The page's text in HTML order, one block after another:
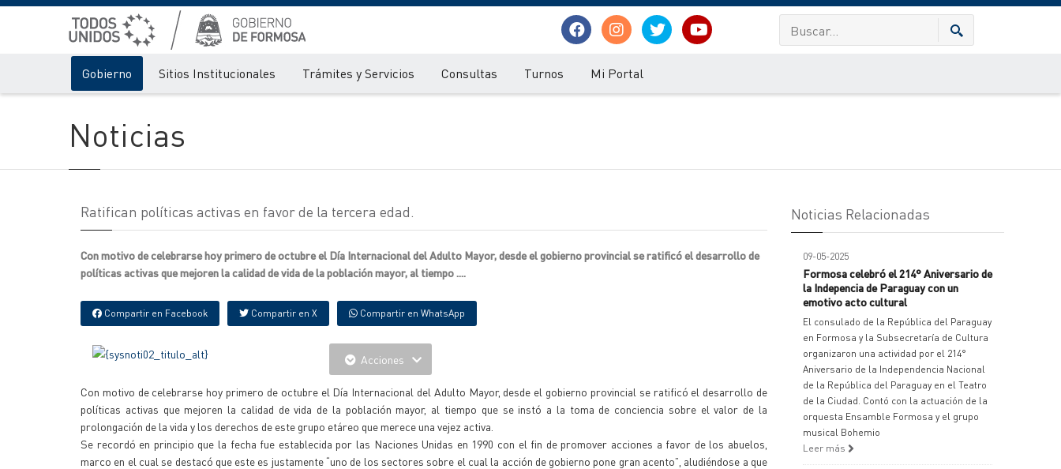
Gobierno Sitios Institucionales Trámites y Servicios Consultas Turnos Mi Portal
Noticias
Ratifican políticas activas en favor de la tercera edad.
Con motivo de celebrarse hoy primero de octubre el Día Internacional del Adulto Mayor, desde el gobierno provincial se ratificó el desarrollo de
políticas activas que mejoren la calidad de vida de la población mayor, al tiempo ....
Compartir en Facebook Compartir en X Compartir en WhatsApp
Acciones
Con motivo de celebrarse hoy primero de octubre el Día Internacional del Adulto Mayor, desde el gobierno provincial se ratificó el desarrollo de
políticas activas que mejoren la calidad de vida de la población mayor, al tiempo que se instó a la toma de conciencia sobre el valor de la
prolongación de la vida y los derechos de este grupo etáreo que merece una vejez activa.
Se recordó en principio que la fecha fue establecida por las Naciones Unidas en 1990 con el fin de promover acciones a favor de los abuelos,
marco en el cual se destacó que este es justamente “uno de los sectores sobre el cual la acción de gobierno pone gran acento”, aludiéndose a que
Noticias Relacionadas
09-05-2025
Formosa celebró el 214° Aniversario de
la Indepencia de Paraguay con un
emotivo acto cultural
El consulado de la República del Paraguay
en Formosa y la Subsecretaría de Cultura
organizaron una actividad por el 214°
Aniversario de la Independencia Nacional
de la República del Paraguay en el Teatro
de la Ciudad. Contó con la actuación de la
orquesta Ensamble Formosa y el grupo
musical Bohemio
Leer más